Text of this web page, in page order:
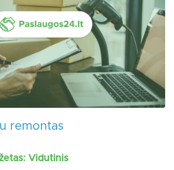
remontas
Vidutinis